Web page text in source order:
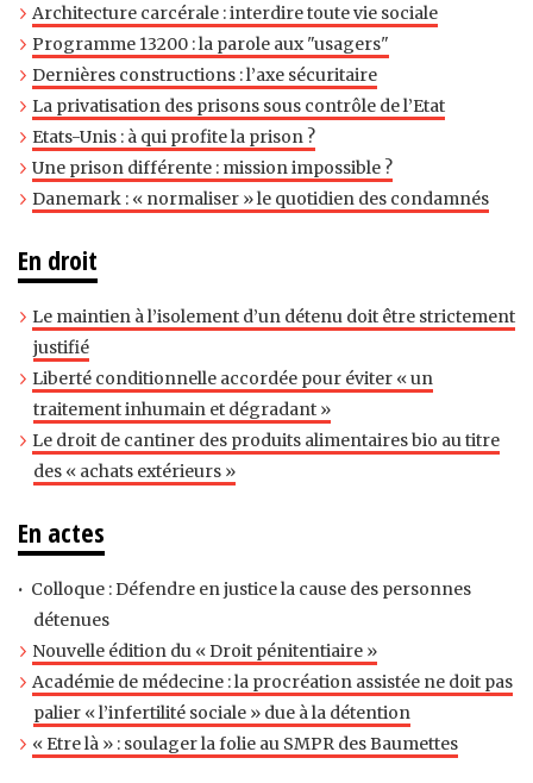
Architecture carcérale : interdire toute vie sociale
Programme 13200 : la parole aux "usagers"
Dernières constructions : l’axe sécuritaire
La privatisation des prisons sous contrôle de l’Etat
Etats-Unis : à qui profite la prison ?
Une prison différente : mission impossible ?
Danemark : « normaliser » le quotidien des condamnés
En droit
Le maintien à l’isolement d’un détenu doit être strictement
justifié
Liberté conditionnelle accordée pour éviter « un
traitement inhumain et dégradant »
Le droit de cantiner des produits alimentaires bio au titre
des « achats extérieurs »
En actes
Colloque : Défendre en justice la cause des personnes
détenues
Nouvelle édition du « Droit pénitentiaire »
Académie de médecine : la procréation assistée ne doit pas
palier « l’infertilité sociale » due à la détention
« Etre là » : soulager la folie au SMPR des Baumettes